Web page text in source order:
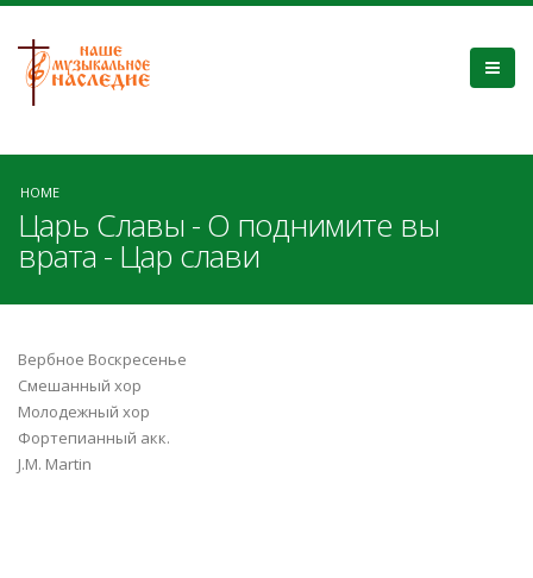
HOME
Царь Славы - О поднимите вы
врата - Цар слави
Вербное Воскресенье
Смешанный хор
Молодежный хор
Фортепианный акк.
J.M. Martin